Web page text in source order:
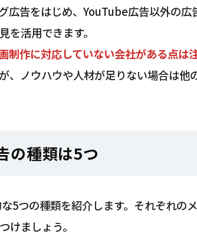
広告をはじめ、YouTube広告以外の
を活用できます。
制作に対応していない会社がある点は
、ノウハウや人材が足りない場合は他
の種類は5つ
5つの種類を紹介します。それぞれの
けましょう。